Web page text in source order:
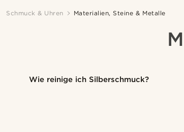
Schmuck & Uhren Materialien, Steine & Metalle
Wie reinige ich Silberschmuck?